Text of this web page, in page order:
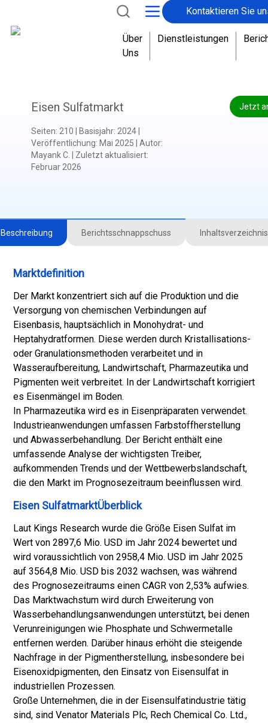
Kontaktieren Sie
Über
Uns
Dienstleistungen
Jetzt
Eisen Sulfatmarkt
Seiten: 210 Basisjahr: 2024
Veröffentlichung: Mai 2025 Autor:
Mayank C.
Zuletzt aktualisiert:
Februar 2026
Beschreibung Berichtsschnappschuss Inhaltsverzeichnis
Marktdefinition
Der Markt konzentriert sich auf die Produktion und die
Versorgung von chemischen Verbindungen auf
Eisenbasis, hauptsächlich in Monohydrat- und
Heptahydratformen. Diese werden durch Kristallisations-
oder Granulationsmethoden verarbeitet und in
Wasseraufbereitung, Landwirtschaft, Pharmazeutika und
Pigmenten weit verbreitet. In der Landwirtschaft korrigiert
es Eisenmängel im Boden.
In Pharmazeutika wird es in Eisenpräparaten verwendet.
Industrieanwendungen umfassen Farbstoffherstellung
und Abwasserbehandlung. Der Bericht enthält eine
umfassende Analyse der wichtigsten Treiber,
aufkommenden Trends und der Wettbewerbslandschaft,
die den Markt im Prognosezeitraum beeinflussen wird.
Eisen SulfatmarktÜberblick
Laut Kings Research wurde die Größe Eisen Sulfat im
Wert von 2897,6 Mio. USD im Jahr 2024 bewertet und
wird voraussichtlich von 2958,4 Mio. USD im Jahr 2025
auf 3564,8 Mio. USD bis 2032 wachsen, was während
des Prognosezeitraums einen CAGR von 2,53% aufwies.
Das Marktwachstum wird durch Erweiterung von
Wasserbehandlungsanwendungen unterstützt, bei denen
Verunreinigungen wie Phosphate und Schwermetalle
entfernen werden. Darüber hinaus erhöht die steigende
Nachfrage in der Pigmentherstellung, insbesondere bei
Eisenoxidpigmenten, den Einsatz von Eisensulfat in
industriellen Prozessen.
Große Unternehmen, die in der Eisensulfatindustrie tätig
sind, sind Venator Materials Plc, Rech Chemical Co. Ltd.,